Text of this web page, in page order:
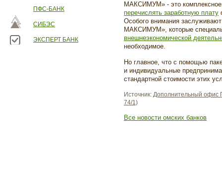
ПФС-БАНК
СИБЭС
ЭКСПЕРТ БАНК
МАКСИМУМ» - это комплексное
перечислять заработную плату
Особого внимания
МАКСИМУМ», которые
внешнеэкономической
необходимое.
Но главное, что с помощью
и индивидуальные
стандартной стоимости этих
Источник: Дополнительный офис
74/1)
Все новости омских банков